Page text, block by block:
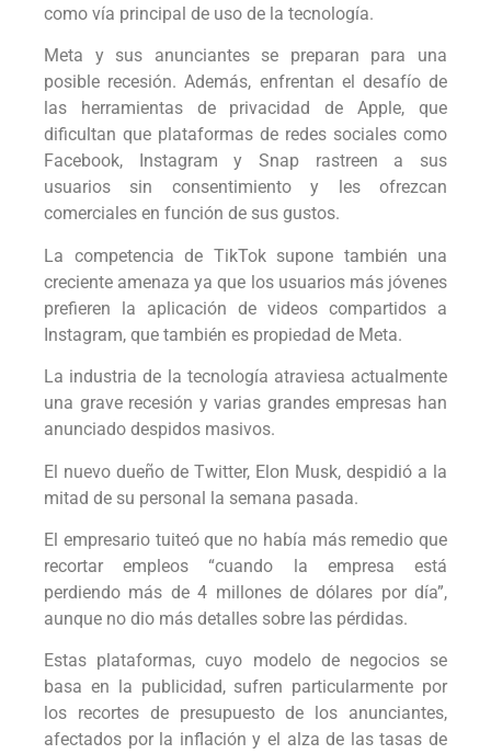
como vía principal de uso de la tecnología.
Meta y sus anunciantes se preparan para una
posible recesión. Además, enfrentan el desafío de
las herramientas de privacidad de Apple, que
dificultan que plataformas de redes sociales como
Facebook, Instagram y Snap rastreen a sus
usuarios sin consentimiento y les ofrezcan
comerciales en función de sus gustos.
La competencia de TikTok supone también una
creciente amenaza ya que los usuarios más jóvenes
prefieren la aplicación de videos compartidos a
Instagram, que también es propiedad de Meta.
La industria de la tecnología atraviesa actualmente
una grave recesión y varias grandes empresas han
anunciado despidos masivos.
El nuevo dueño de Twitter, Elon Musk, despidió a la
mitad de su personal la semana pasada.
El empresario tuiteó que no había más remedio que
recortar empleos “cuando la empresa está
perdiendo más de 4 millones de dólares por día”,
aunque no dio más detalles sobre las pérdidas.
Estas plataformas, cuyo modelo de negocios se
basa en la publicidad, sufren particularmente por
los recortes de presupuesto de los anunciantes,
afectados por la inflación y el alza de las tasas de